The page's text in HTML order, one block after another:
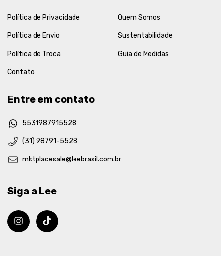
Política de Privacidade
Política de Envio
Política de Troca
Contato
Quem Somos
Sustentabilidade
Guia de Medidas
Entre em contato
5531987915528
(31) 98791-5528
mktplacesale@leebrasil.com.br
Siga a Lee